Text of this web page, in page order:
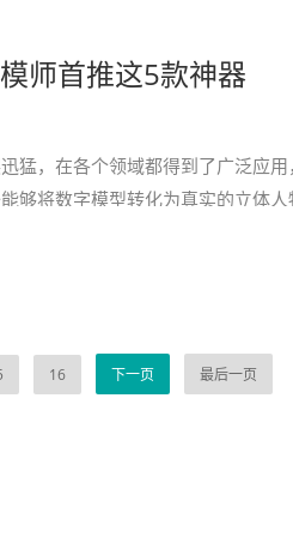
师首推这5款神器
猛，在各个领域都得到了广泛应用
够将数字模型转化为真实的立体人
16 下一页 最后一页